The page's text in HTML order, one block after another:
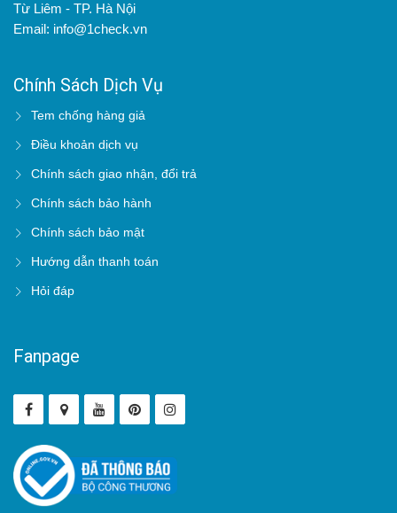
Từ Liêm - TP. Hà Nội
Email: info@1check.vn
Chính Sách Dịch Vụ
Tem chống hàng giả
Điều khoản dịch vụ
Chính sách giao nhận, đổi trả
Chính sách bảo hành
Chính sách bảo mật
Hướng dẫn thanh toán
Hỏi đáp
Fanpage